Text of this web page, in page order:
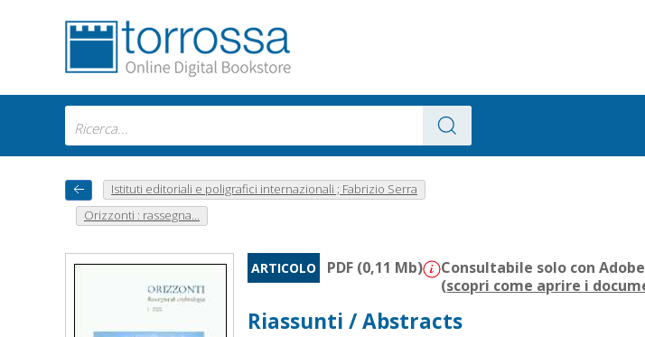
Istituti editoriali e poligrafici internazionali ; Fabrizio Serra
Orizzonti : rassegna...
ARTICOLO PDF (0,11 Mb)
Consultabile solo con
(scopri come aprire i
Riassunti / Abstracts